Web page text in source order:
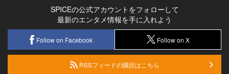
SPICEの公式アカウントをフォローして
最新のエンタメ情報を手に入れよう
Follow on Facebook Follow on X
RSSフィードの購読はこちら